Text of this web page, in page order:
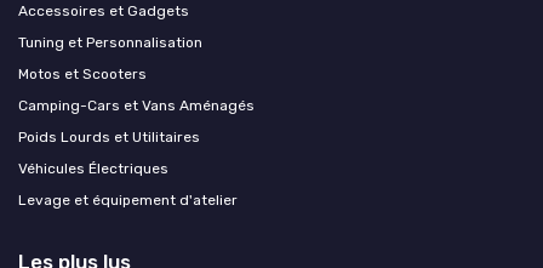
Accessoires et Gadgets
Tuning et Personnalisation
Motos et Scooters
Camping-Cars et Vans Aménagés
Poids Lourds et Utilitaires
Véhicules Électriques
Levage et équipement d'atelier
Les plus lus